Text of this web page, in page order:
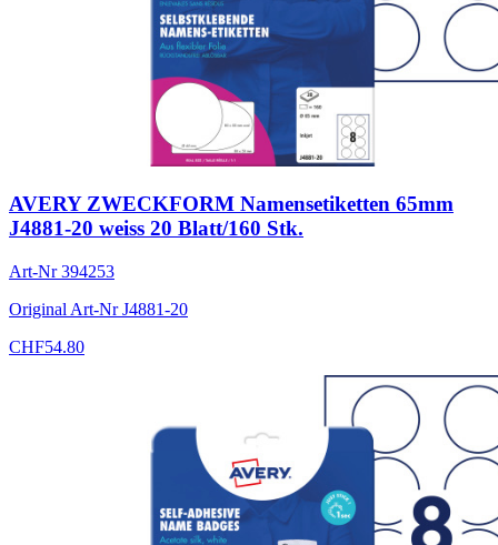
AVERY ZWECKFORM Namensetiketten 65mm
J4881-20 weiss 20 Blatt/160 Stk.
Art-Nr394253
Original Art-NrJ4881-20
CHF54.80